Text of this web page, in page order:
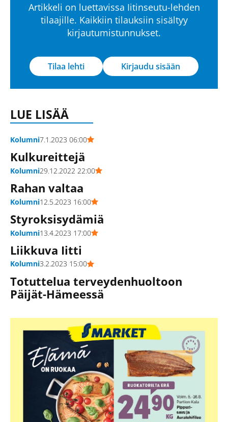
Artikkeli on luettavissa Iitinseutu-lehden
tilaajille. Kaikkiin tilauksiin sisältyy
kirjautumistunnukset.
Tilaa lehti Kirjaudu sisään
LUE LISÄÄ
Kolumni7.1.2023 06:00
Kulkureittejä
Kolumni29.12.2022 22:00
Rahan valtaa
Kolumni12.5.2023 16:00
Styroksisydämiä
Kolumni13.4.2023 17:00
Liikkuva Iitti
Kolumni3.2.2023 15:00
Totuttelua terveydenhuoltoon
Päijät-Hämeessä